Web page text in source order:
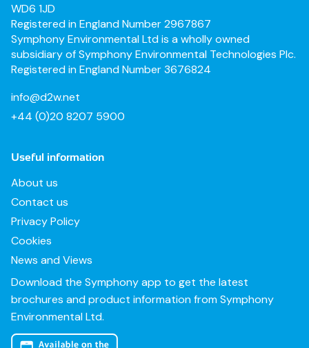
WD6 1JD
Registered in England Number 2967867
Symphony Environmental Ltd is a wholly owned
subsidiary of Symphony Environmental Technologies Plc.
Registered in England Number 3676824
info@d2w.net
+44 (0)20 8207 5900
Useful information
About us
Contact us
Privacy Policy
Cookies
News and Views
Download the Symphony app to get the latest
brochures and product information from Symphony
Environmental Ltd.